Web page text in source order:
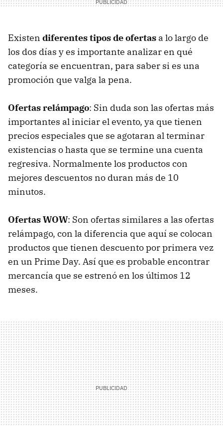
Existen diferentes tipos de ofertas a lo largo de
los dos días y es importante analizar en qué
categoría se encuentran, para saber si es una
promoción que valga la pena.
Ofertas relámpago: Sin duda son las ofertas más
importantes al iniciar el evento, ya que tienen
precios especiales que se agotaran al terminar
existencias o hasta que se termine una cuenta
regresiva. Normalmente los productos con
mejores descuentos no duran más de 10
minutos.
Ofertas WOW: Son ofertas similares a las ofertas
relámpago, con la diferencia que aquí se colocan
productos que tienen descuento por primera vez
en un Prime Day. Así que es probable encontrar
mercancía que se estrenó en los últimos 12
meses.